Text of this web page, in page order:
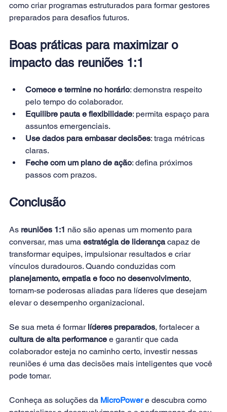
como criar programas estruturados para formar gestores
preparados para desafios futuros.
Boas práticas para maximizar o
impacto das reuniões 1:1
Comece e termine no horário: demonstra respeito
pelo tempo do colaborador.
Equilibre pauta e flexibilidade: permita espaço para
assuntos emergenciais.
Use dados para embasar decisões: traga métricas
claras.
Feche com um plano de ação: defina próximos
passos com prazos.
Conclusão
As reuniões 1:1 não são apenas um momento para
conversar, mas uma estratégia de liderança capaz de
transformar equipes, impulsionar resultados e criar
vínculos duradouros. Quando conduzidas com
planejamento, empatia e foco no desenvolvimento,
tornam-se poderosas aliadas para líderes que desejam
elevar o desempenho organizacional.
Se sua meta é formar líderes preparados, fortalecer a
cultura de alta performance e garantir que cada
colaborador esteja no caminho certo, investir nessas
reuniões é uma das decisões mais inteligentes que você
pode tomar.
Conheça as soluções da MicroPower e descubra como